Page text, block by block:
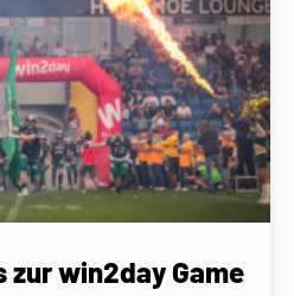
zur win2day Game